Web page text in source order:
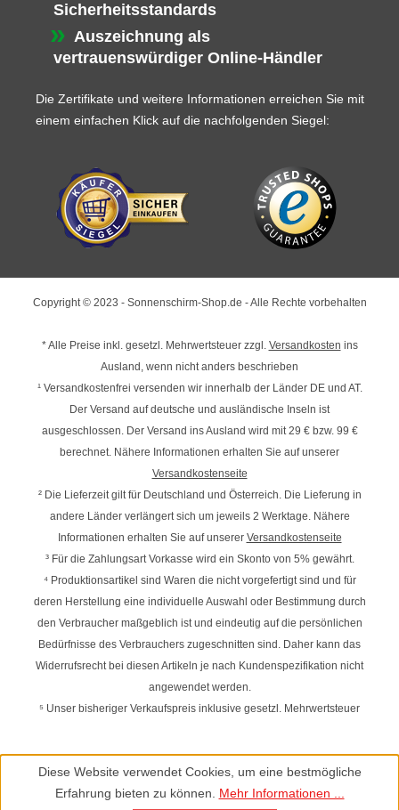
Sicherheitsstandards
Auszeichnung als
vertrauenswürdiger Online-Händler
Die Zertifikate und weitere Informationen erreichen Sie mit
einem einfachen Klick auf die nachfolgenden Siegel:
Copyright © 2023 - Sonnenschirm-Shop.de - Alle Rechte vorbehalten
* Alle Preise inkl. gesetzl. Mehrwertsteuer zzgl. Versandkosten ins
Ausland, wenn nicht anders beschrieben
¹ Versandkostenfrei versenden wir innerhalb der Länder DE und AT.
Der Versand auf deutsche und ausländische Inseln ist
ausgeschlossen. Der Versand ins Ausland wird mit29 € bzw. 99 €
berechnet. Nähere Informationen erhalten Sie auf unserer
Versandkostenseite
² Die Lieferzeit gilt für Deutschland und Österreich. Die Lieferung in
andere Länder verlängert sich um jeweils 2 Werktage. Nähere
Informationen erhalten Sie auf unserer Versandkostenseite
³ Für die Zahlungsart Vorkasse wird ein Skonto von 5% gewährt.
⁴ Produktionsartikel sind Waren die nicht vorgefertigt sind und für
deren Herstellung eine individuelle Auswahl oder Bestimmung durch
den Verbraucher maßgeblich ist und eindeutig auf die persönlichen
Bedürfnisse des Verbrauchers zugeschnitten sind. Daher kann das
Widerrufsrecht bei diesen Artikeln je nach Kundenspezifikation nicht
angewendet werden.
⁵ Unser bisheriger Verkaufspreis inklusive gesetzl. Mehrwertsteuer
Diese Website verwendet Cookies, um eine bestmögliche
Erfahrung bieten zu können. Mehr Informationen ...